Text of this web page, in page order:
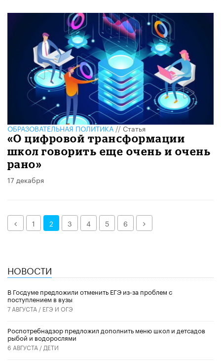
ОБРАЗОВАТЕЛЬНАЯ ПОЛИТИКА//Статья
«О цифровой трансформации
школ говорить еще очень и очень
рано»
17 декабря
Назад1 2 3 4 5 6 Далее
НОВОСТИ
В Госдуме предложили отменить ЕГЭ из-за проблем с
поступлением в вузы
7 АВГУСТА / ЕГЭ И ОГЭ
Роспотребнадзор предложил дополнить меню школ и детсадов
рыбой и водорослями
6 АВГУСТА / ДЕТИ